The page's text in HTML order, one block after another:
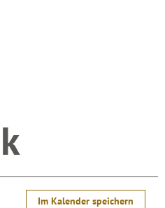
Im Kalender speichern